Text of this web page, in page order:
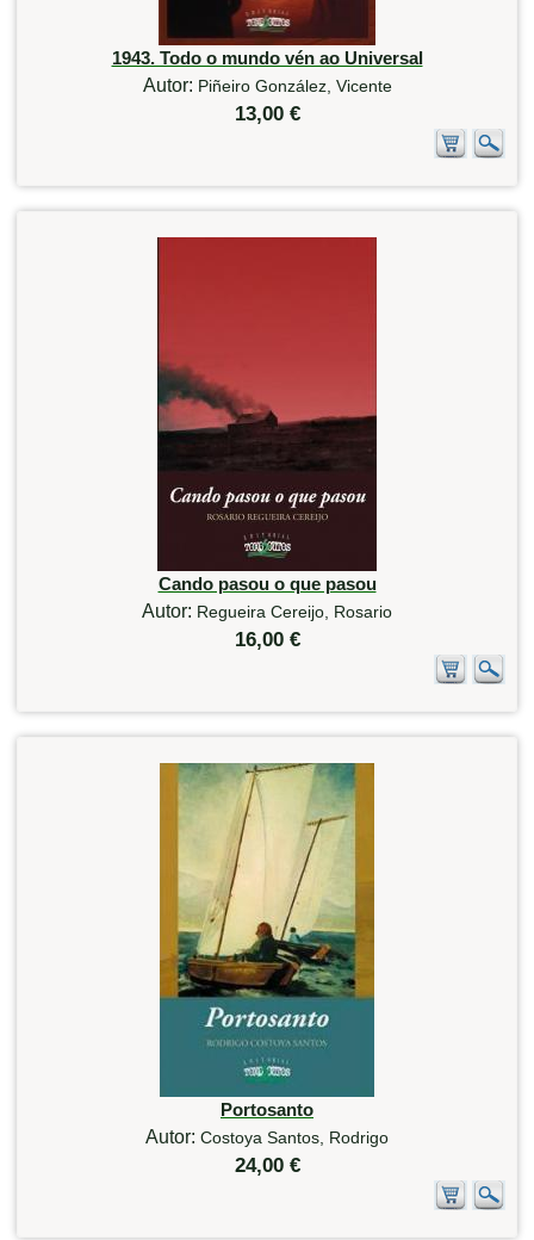
1943. Todo o mundo vén ao Universal
Autor: Piñeiro González, Vicente
13,00 €
Cando pasou o que pasou
Autor: Regueira Cereijo, Rosario
16,00 €
Portosanto
Autor: Costoya Santos, Rodrigo
24,00 €